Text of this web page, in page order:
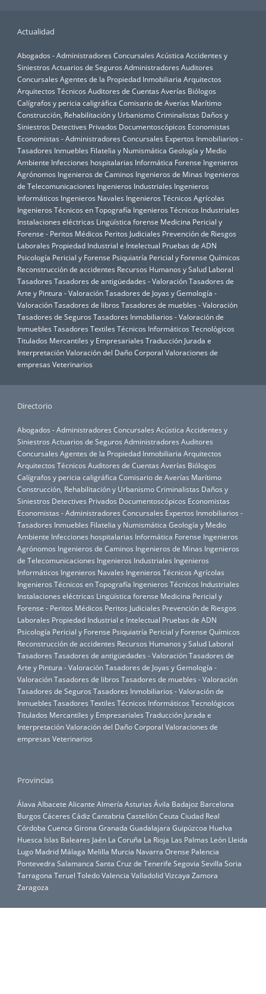
Actualidad
Abogados - Administradores Concursales Acústica Accidentes y
Siniestros Actuarios de Seguros Administradores Auditores
Concursales Agentes de la Propiedad Inmobiliaria Arquitectos
Arquitectos Técnicos Auditores de Cuentas Averías Biólogos
Calígrafos y pericia caligráfica Comisario de Averías Marítimo
Construcción, Rehabilitación y UrbanismoCriminalistas Daños y
Siniestros Detectives Privados Documentoscópicos Economistas
Economistas - Administradores Concursales Expertos Inmobiliarios -
Tasadores Inmuebles Filatelia y Numismática Geología y Medio
Ambiente Infecciones hospitalarias Informática Forense Ingenieros
Agrónomos Ingenieros de Caminos Ingenieros de Minas Ingenieros
de Telecomunicaciones Ingenieros Industriales Ingenieros
Informáticos Ingenieros Navales Ingenieros Técnicos Agrícolas
Ingenieros Técnicos en Topografía Ingenieros Técnicos Industriales
Instalaciones eléctricas Lingüística forense Medicina Pericial y
Forense - Peritos Médicos Peritos Judiciales Prevención de Riesgos
Laborales Propiedad Industrial e Intelectual Pruebas de ADN
Psicología Pericial y Forense Psiquiatría Pericial y Forense Químicos
Reconstrucción de accidentes Recursos Humanos y Salud Laboral
Tasadores Tasadores de antigüedades - ValoraciónTasadores de
Arte y Pintura - ValoraciónTasadores de Joyas y Gemología -
ValoraciónTasadores de libros Tasadores de muebles - Valoración
Tasadores de Seguros Tasadores Inmobiliarios - Valoración de
Inmuebles Tasadores Textiles Técnicos Informáticos Tecnológicos
Titulados Mercantiles y Empresariales Traducción Jurada e
InterpretaciónValoración del Daño Corporal Valoraciones de
empresas Veterinarios
Directorio
Abogados - Administradores Concursales Acústica Accidentes y
Siniestros Actuarios de Seguros Administradores Auditores
Concursales Agentes de la Propiedad Inmobiliaria Arquitectos
Arquitectos Técnicos Auditores de Cuentas Averías Biólogos
Calígrafos y pericia caligráfica Comisario de Averías Marítimo
Construcción, Rehabilitación y UrbanismoCriminalistas Daños y
Siniestros Detectives Privados Documentoscópicos Economistas
Economistas - Administradores Concursales Expertos Inmobiliarios -
Tasadores Inmuebles Filatelia y Numismática Geología y Medio
Ambiente Infecciones hospitalarias Informática Forense Ingenieros
Agrónomos Ingenieros de Caminos Ingenieros de Minas Ingenieros
de Telecomunicaciones Ingenieros Industriales Ingenieros
Informáticos Ingenieros Navales Ingenieros Técnicos Agrícolas
Ingenieros Técnicos en Topografía Ingenieros Técnicos Industriales
Instalaciones eléctricas Lingüística forense Medicina Pericial y
Forense - Peritos Médicos Peritos Judiciales Prevención de Riesgos
Laborales Propiedad Industrial e Intelectual Pruebas de ADN
Psicología Pericial y Forense Psiquiatría Pericial y Forense Químicos
Reconstrucción de accidentes Recursos Humanos y Salud Laboral
Tasadores Tasadores de antigüedades - ValoraciónTasadores de
Arte y Pintura - ValoraciónTasadores de Joyas y Gemología -
ValoraciónTasadores de libros Tasadores de muebles - Valoración
Tasadores de Seguros Tasadores Inmobiliarios - Valoración de
Inmuebles Tasadores Textiles Técnicos Informáticos Tecnológicos
Titulados Mercantiles y Empresariales Traducción Jurada e
InterpretaciónValoración del Daño Corporal Valoraciones de
empresas Veterinarios
Provincias
Álava Albacete Alicante Almería Asturias Ávila Badajoz Barcelona
Burgos Cáceres Cádiz Cantabria CastellónCeuta Ciudad Real
Córdoba Cuenca Girona Granada Guadalajara Guipúzcoa Huelva
Huesca Islas Baleares Jaén La Coruña La Rioja Las Palmas León Lleida
Lugo Madrid Málaga Melilla Murcia Navarra Orense Palencia
Pontevedra Salamanca Santa Cruz de Tenerife Segovia Sevilla Soria
Tarragona Teruel ToledoValencia ValladolidVizcaya Zamora
Zaragoza